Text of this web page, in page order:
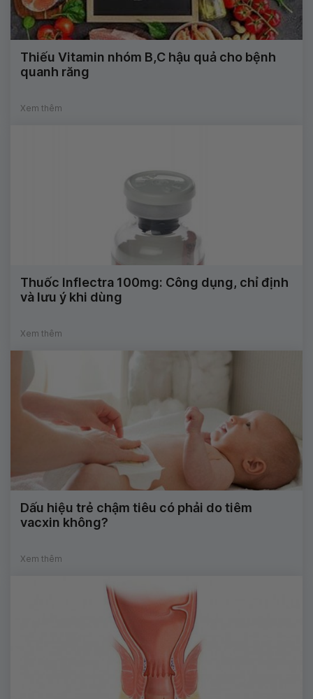
Thiếu Vitamin nhóm B,C hậu quả cho bệnh
quanh răng
Xem thêm
Thuốc Inflectra 100mg: Công dụng, chỉ định
và lưu ý khi dùng
Xem thêm
Dấu hiệu trẻ chậm tiêu có phải do tiêm
vacxin không?
Xem thêm